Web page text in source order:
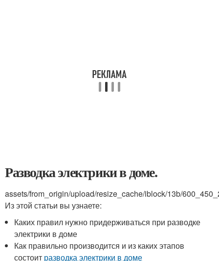
Разводка электрики в доме.
assets/from_origin/upload/resize_cache/iblock/13b/
Из этой статьи вы узнаете:
Каких правил нужно придерживаться при разводке
электрики в доме
Как правильно производится и из каких этапов
состоит разводка электрики в доме